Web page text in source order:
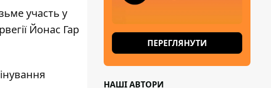
участь у
Йонас Гар
ПЕРЕГЛЯНУТИ
НАШІ АВТОРИ